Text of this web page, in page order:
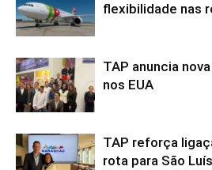
flexibilidade nas
TAP anuncia
nos EUA
TAP reforça
rota para São